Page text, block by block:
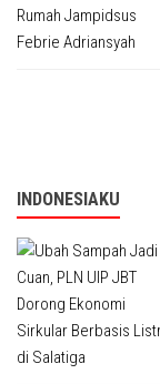
INDONESIAKU